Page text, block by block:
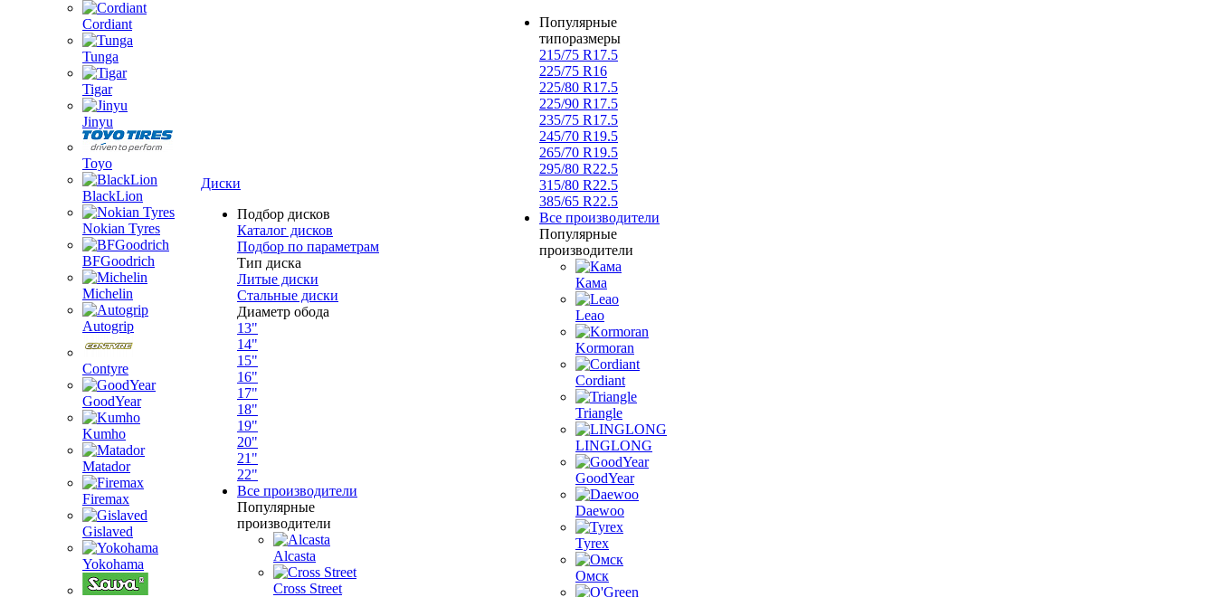
Cordiant
Tunga
Tigar
Jinyu
Toyo
BlackLion
Nokian Tyres
BFGoodrich
Michelin
Autogrip
Contyre
GoodYear
Kumho
Matador
Firemax
Gislaved
Yokohama
Диски
Подбор дисков
Каталог дисков
Подбор по параметрам
Тип диска
Литые диски
Стальные диски
Диаметр обода
13"
14"
15"
16"
17"
18"
19"
20"
21"
22"
Все производители
Популярные
производители
Alcasta
Cross Street
Популярные
типоразмеры
215/75 R17.5
225/75 R16
225/80 R17.5
225/90 R17.5
235/75 R17.5
245/70 R19.5
265/70 R19.5
295/80 R22.5
315/80 R22.5
385/65 R22.5
Все производители
Популярные
производители
Кама
Leao
Kormoran
Cordiant
Triangle
LINGLONG
GoodYear
Daewoo
Tyrex
Омск